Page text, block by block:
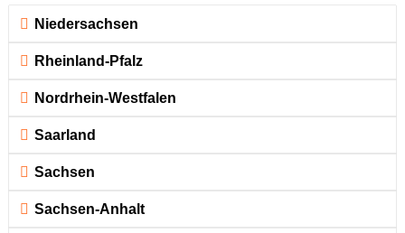
Niedersachsen
Rheinland-Pfalz
Nordrhein-Westfalen
Saarland
Sachsen
Sachsen-Anhalt